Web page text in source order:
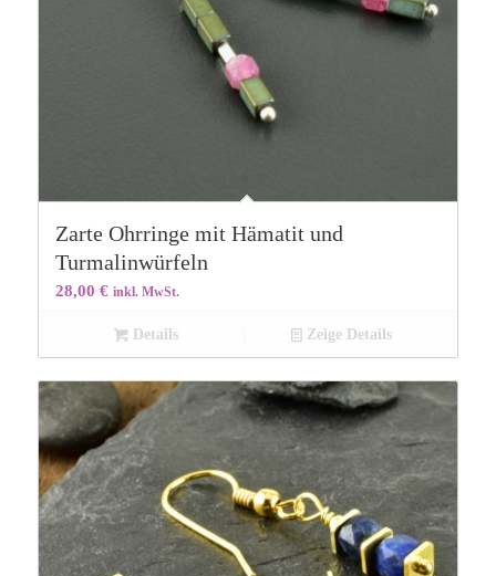
Zarte Ohrringe mit Hämatit und
Turmalinwürfeln
28,00 € inkl. MwSt.
Details Zeige Details